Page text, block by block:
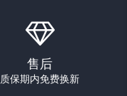
售后
质保期内免费换新